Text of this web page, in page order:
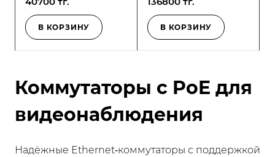
В КОРЗИНУ В КОРЗИНУ
Коммутаторы с PoE для
видеонаблюдения
Надёжные Ethernet‑коммутаторы с поддержкой